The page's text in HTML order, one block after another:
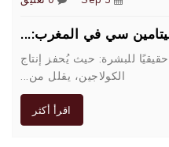
سي في المغرب:...
للبشرة: حيث يُحفز إنتاج
الكولاجين، يقلل من...
اقرأ أكثر